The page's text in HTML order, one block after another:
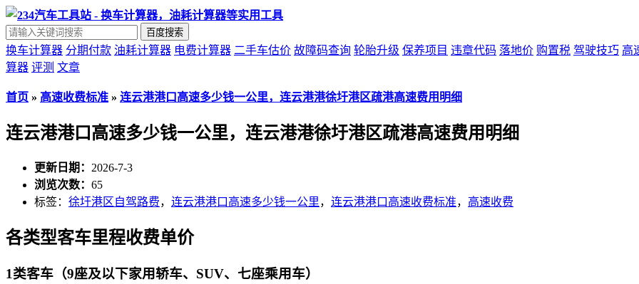
百度搜索
换车计算器 分期付款 油耗计算器 电费计算器 二手车估价 故障码查询 轮胎升级 保养项目 违章代码 落地价 购置税 驾驶技巧 高
算器 评测 文章
首页 » 高速收费标准 » 连云港港口高速多少钱一公里，连云港港徐圩港区疏港高速费用明细
连云港港口高速多少钱一公里，连云港港徐圩港区疏港高速费用明细
更新日期： 2026-7-3
浏览次数： 65
标签： 徐圩港区自驾路费， 连云港港口高速多少钱一公里， 连云港港口高速收费标准， 高速收费
各类型客车里程收费单价
1类客车（9座及以下家用轿车、SUV、七座乘用车）